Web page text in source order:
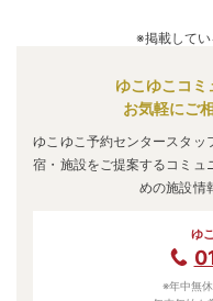
※掲載してい
ゆこゆこコミ
お気軽にご
ゆこゆこ予約センタースタッ
宿・施設をご提案するコミュ
めの施設情
ゆ
※年中無